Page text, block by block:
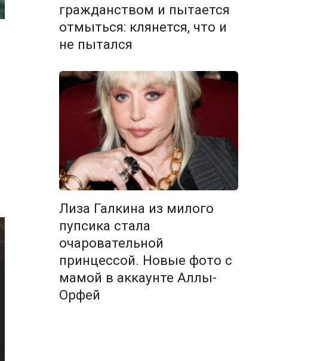
гражданством и пытается
отмыться: клянется, что и
не пытался
Лиза Галкина из милого
пупсика стала
очаровательной
принцессой. Новые фото с
мамой в аккаунте Аллы-
Орфей